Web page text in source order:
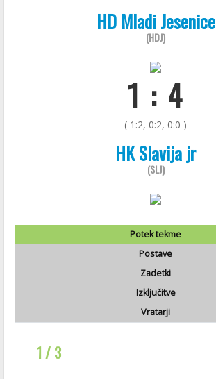
HD Mladi Jesenice
(HDJ)
1 : 4
( 1:2, 0:2, 0:0 )
HK Slavija jr
(SLJ)
Potek tekme
Postave
Zadetki
Izključitve
Vratarji
1 / 3